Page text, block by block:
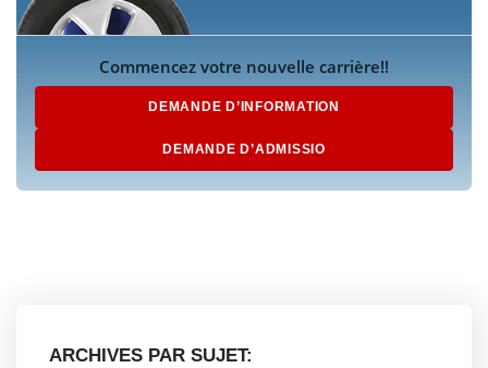
Commencez votre nouvelle carrière!!
DEMANDE D’INFORMATION
DEMANDE D’ADMISSIO
ARCHIVES PAR SUJET: